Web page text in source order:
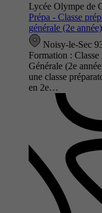
Lycée Olympe de
Prépa - Classe
générale (2e année)
Noisy-le-Sec
Formation :
Générale (2e
une classe
en 2e…